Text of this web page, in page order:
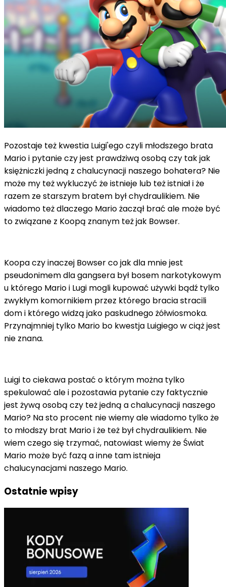
Pozostaje też kwestia Luigi'ego czyli młodszego brata
Mario i pytanie czy jest prawdziwą osobą czy tak jak
księżniczki jedną z chalucynacji naszego bohatera? Nie
może my też wykluczyć że istnieje lub też istniał i że
razem ze starszym bratem był chydraulikiem. Nie
wiadomo też dlaczego Mario żaczął brać ale może być
to związane z Koopą znanym też jak Bowser.
Koopa czy inaczej Bowser co jak dla mnie jest
pseudonimem dla gangsera był bosem narkotykowym
u którego Mario i Lugi mogli kupować używki bądź tylko
zwykłym komornikiem przez którego bracia stracili
dom i którego widzą jako paskudnego żółwiosmoka.
Przynajmniej tylko Mario bo kwestja Luigiego w ciąż jest
nie znana.
Luigi to ciekawa postać o którym można tylko
spekulować ale i pozostawia pytanie czy faktycznie
jest żywą osobą czy też jedną a chalucynacji naszego
Mario? Na sto procent nie wiemy ale wiadomo tylko że
to młodszy brat Mario i że też był chydraulikiem. Nie
wiem czego się trzymać, natowiast wiemy że Świat
Mario może być fazą a inne tam istnieja
chalucynacjami naszego Mario.
Ostatnie wpisy